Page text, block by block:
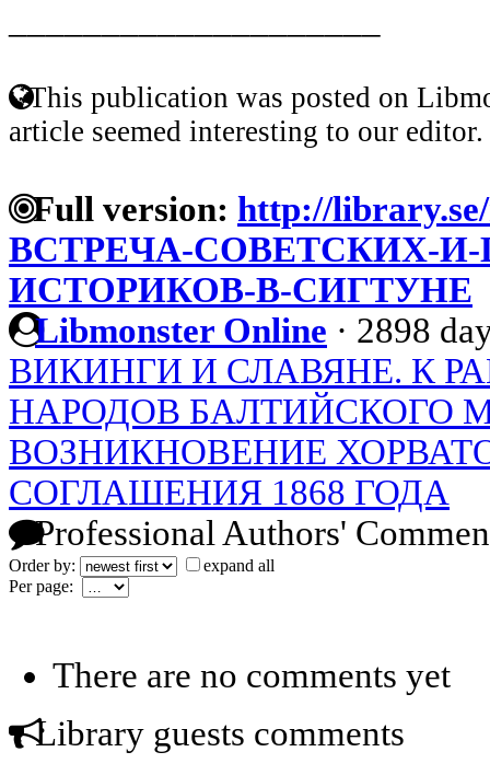
This publication was posted on
article seemed interesting to our editor.
Full version: http://
ВСТРЕЧА-СОВЕТСКИХ-
ИСТОРИКОВ-В-СИГТУНЕ
Libmonster Online · 2898
ВИКИНГИ И СЛАВЯНЕ. К
НАРОДОВ БАЛТИЙСКОГО
ВОЗНИКНОВЕНИЕ
СОГЛАШЕНИЯ 1868 ГОДА
Professional Authors'
Order by:
expand all
Per page:
There are no comments yet
Library guests comments